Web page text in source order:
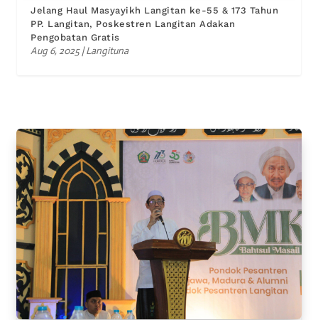
Jelang Haul Masyayikh Langitan ke-55 & 173 Tahun
PP. Langitan, Poskestren Langitan Adakan
Pengobatan Gratis
Aug 6, 2025|Langituna